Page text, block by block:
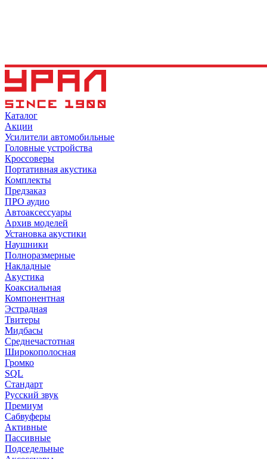
Каталог
Акции
Усилители автомобильные
Головные устройства
Кроссоверы
Портативная акустика
Комплекты
Предзаказ
ПРО аудио
Автоаксессуары
Архив моделей
Установка акустики
Наушники
Полноразмерные
Накладные
Акустика
Коаксиальная
Компонентная
Эстрадная
Твитеры
Мидбасы
Среднечастотная
Широкополосная
Громко
SQL
Стандарт
Русский звук
Премиум
Сабвуферы
Активные
Пассивные
Подседельные